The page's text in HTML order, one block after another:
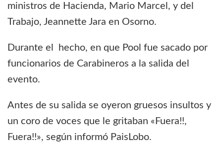
ministros de Hacienda, Mario Marcel, y del
Trabajo, Jeannette Jara en Osorno.
Durante el hecho, en que Pool fue sacado por
funcionarios de Carabineros a la salida del
evento.
Antes de su salida se oyeron gruesos insultos y
un coro de voces que le gritaban «Fuera!!,
Fuera!!», según informó PaisLobo.